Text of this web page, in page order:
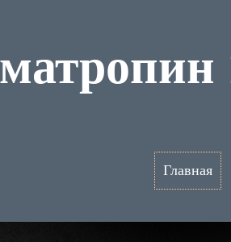
Главная